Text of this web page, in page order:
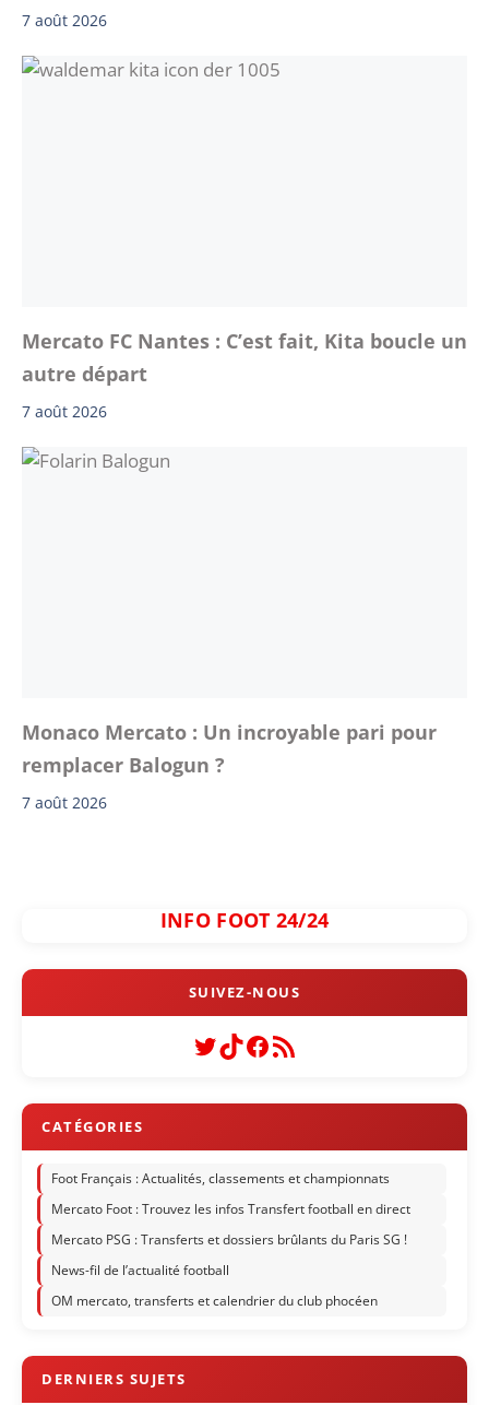
7 août 2026
Mercato FC Nantes : C’est fait, Kita boucle un
autre départ
7 août 2026
Monaco Mercato : Un incroyable pari pour
remplacer Balogun ?
7 août 2026
INFO FOOT 24/24
Twitter
TikTok
Facebook
Flux RSS
Foot Français : Actualités, classements et championnats
Mercato Foot : Trouvez les infos Transfert football en direct
Mercato PSG : Transferts et dossiers brûlants du Paris SG !
News-fil de l’actualité football
OM mercato, transferts et calendrier du club phocéen